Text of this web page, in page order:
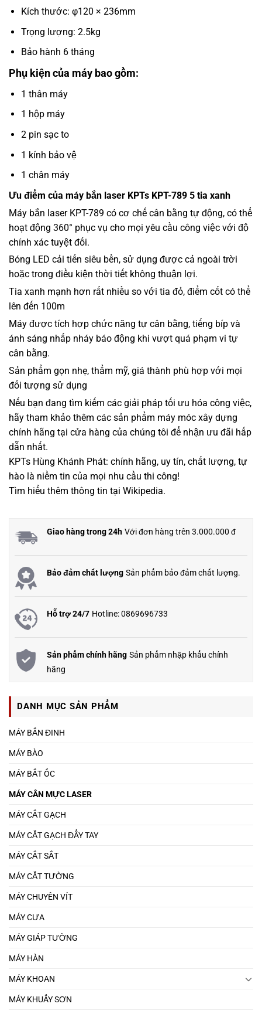
Kích thước: φ120 × 236mm
Trọng lượng: 2.5kg
Bảo hành 6 tháng
Phụ kiện của máy bao gồm:
1 thân máy
1 hộp máy
2 pin sạc to
1 kính bảo vệ
1 chân máy
Ưu điểm của máy bắn laser KPTs KPT-789 5 tia xanh
Máy bắn laser KPT-789 có cơ chế cân bằng tự động, có thể
hoạt động 360° phục vụ cho mọi yêu cầu công việc với độ
chính xác tuyệt đối.
Bóng LED cải tiến siêu bền, sử dụng được cả ngoài trời
hoặc trong điều kiện thời tiết không thuận lợi.
Tia xanh mạnh hơn rất nhiều so với tia đỏ, điểm cốt có thể
lên đến 100m
Máy được tích hợp chức năng tự cân bằng, tiếng bíp và
ánh sáng nhấp nháy báo động khi vượt quá phạm vi tự
cân bằng.
Sản phẩm gọn nhẹ, thẩm mỹ, giá thành phù hợp với mọi
đối tượng sử dụng
Nếu bạn đang tìm kiếm các giải pháp tối ưu hóa công việc,
hãy tham khảo thêm các sản phẩm máy móc xây dựng
chính hãng tại cửa hàng của chúng tôi để nhận ưu đãi hấp
dẫn nhất.
KPTs Hùng Khánh Phát: chính hãng, uy tín, chất lượng, tự
hào là niềm tin của mọi nhu cầu thi công!
Tìm hiểu thêm thông tin tại Wikipedia.
Giao hàng trong 24h Với đơn hàng trên 3.000.000 đ
Bảo đảm chất lượng Sản phẩm bảo đảm chất lượng.
Hỗ trợ 24/7 Hotline: 0869696733
Sản phẩm chính hãng Sản phẩm nhập khẩu chính
hãng
DANH MỤC SẢN PHẨM
MÁY BẮN ĐINH
MÁY BÀO
MÁY BẮT ỐC
MÁY CÂN MỰC LASER
MÁY CẮT GẠCH
MÁY CẮT GẠCH ĐẨY TAY
MÁY CẮT SẮT
MÁY CẮT TƯỜNG
MÁY CHUYÊN VÍT
MÁY CƯA
MÁY GIÁP TƯỜNG
MÁY HÀN
MÁY KHOAN
MÁY KHUẤY SƠN